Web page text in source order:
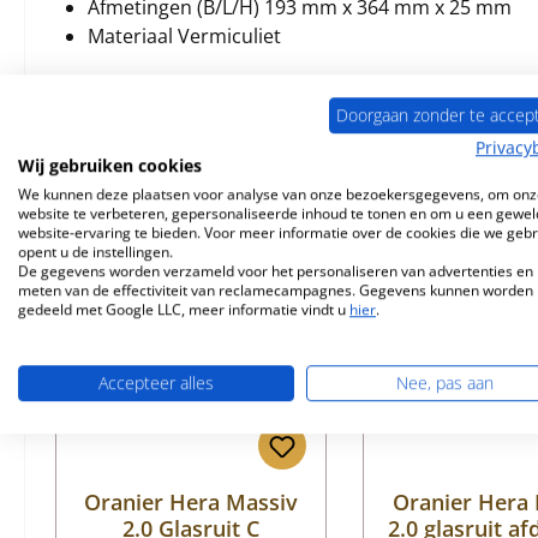
Afmetingen (B/L/H) 193 mm x 364 mm x 25 mm
Materiaal Vermiculiet
Vergelijkbare producten
Productgalerij overslaan
Nog 2 op voorraad!
Oranier Hera Massiv
2.0 Glasruit C
Oranier Hera
2.0 glasruit
Doorgaan zonder te
Wij gebruiken cookies
We kunnen deze plaatsen voor analyse van onze bezoekersgegevens, om
website te verbeteren, gepersonaliseerde inhoud te tonen en om u een
website-ervaring te bieden. Voor meer informatie over de cookies die we
opent u de instellingen.
De gegevens worden verzameld voor het personaliseren van advertenties en
meten van de effectiviteit van reclamecampagnes. Gegevens kunnen worden
gedeeld met Google LLC, meer informatie vindt u hier.
Accepteer alles Nee, pas aan